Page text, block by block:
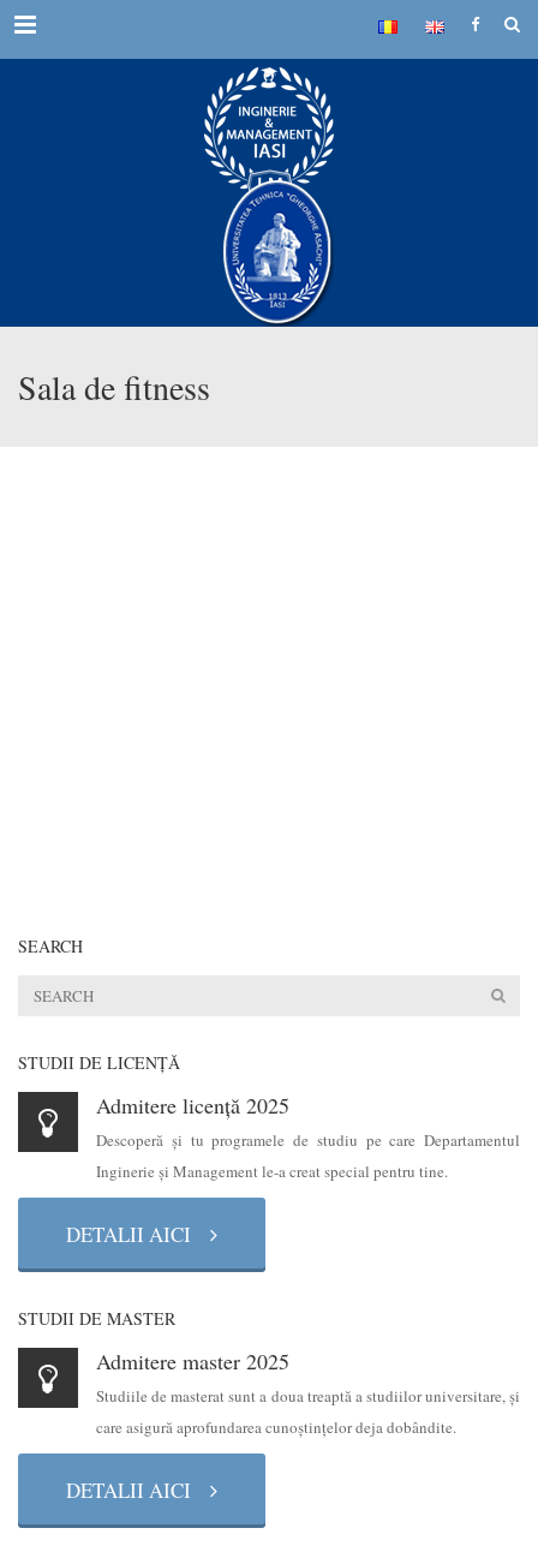
Menu
Sala de fitness
SEARCH
STUDII DE LICENŢĂ
Admitere licență 2025
Descoperă şi tu programele de studiu pe care Departamentul
Inginerie şi Management le-a creat special pentru tine.
DETALII AICI
STUDII DE MASTER
Admitere master 2025
Studiile de masterat sunt a doua treaptă a studiilor universitare, şi
care asigură aprofundarea cunoştinţelor deja dobândite.
DETALII AICI